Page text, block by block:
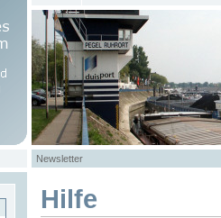
Newsletter
Hilfe